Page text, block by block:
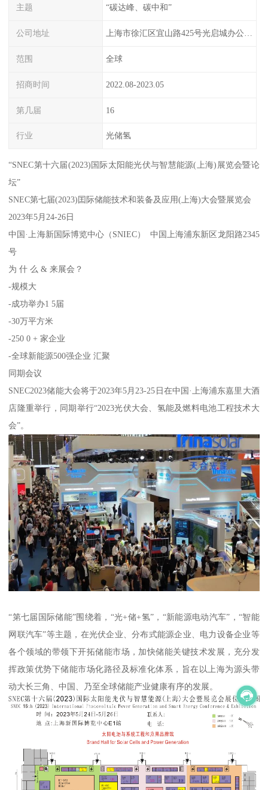
主题 “碳达峰、碳中和”
公司地址 上海市徐汇区宜山路425号光启城办公楼905-907室
范围 全球
招商时间 2022.08-2023.05
第几届 16
行业 光储氢
“SNEC第十六届(2023)国际太阳能光伏与智慧能源(上海)展览会暨论
坛”
SNEC第七届(2023)囯际储能技术和装备及应用(上海)大会暨展览会
2023年5月24-26日
中国·上海新国际博览中心（SNIEC） 中国上海浦东新区龙阳路2345
号
为 什 么 & 来展会？
-规模大
-成功举办1 5届
-30万平方米
-250 0 + 家企业
-全球新能源500强企业 汇聚
同期会议
SNEC2023储能大会将于2023年5月23-25日在中国·上海浦东嘉里大酒
店隆重举行，同期举行“2023光伏大会、氢能及燃料电池工程技术大
会”。
“第七届国际储能”围绕着，“光+储+氢”，“新能源电动汽车”，“智能
网联汽车”等主题，在光伏企业、分布式能源企业、电力设备企业等
各个领域的带领下开拓储能市场，加快储能关键技术发展，充分发
挥政策优势下储能市场化路径及标准化体系，旨在以上海为源头带
动大长三角、中国、乃至全球储能产业健康有序的发展。